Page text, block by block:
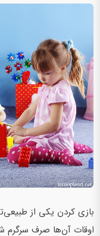
بازی کردن یکی از
اوقات آن‌ها صرف سرگرم